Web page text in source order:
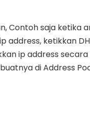
Contoh saja ketika
address, ketikkan
ip address secara
di Address